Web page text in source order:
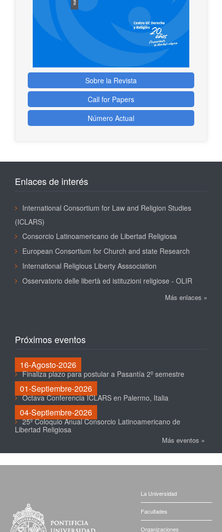
Sobre la Revista
Call for Papers
Número Actual
Enlaces de interés
International Consortium for Law and Religion Studies
(ICLARS)
Consorcio Latinoamericano de Libertad Religiosa
European Consortium for Church and state Research
International Religious Liberty Asssociation
Osservatorio delle libertà ed istituzioni religiose - OLIR
Más enlaces »
Próximos eventos
16-Agosto-2026
Finaliza plazo para postular a Pasantía 2º semestre
01-Septiembre-2026
Octava Conferencia ICLARS en Palermo, Italia
04-Septiembre-2026
25º Coloquio Anual Consorcio Latinoamericano de
Libertad Religiosa
Más eventos »
La Universidad
Facultades
Organizaciones